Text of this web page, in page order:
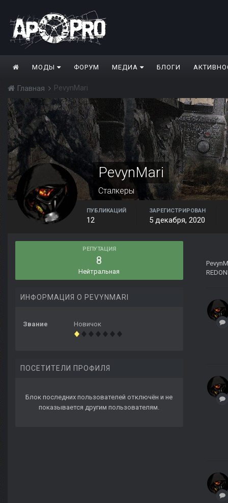
МОДЫ ФОРУМ МЕДИА БЛОГИ
Главная PevynMari
PevynMari
Сталкеры
ПУБЛИКАЦИЙ
12
ЗАРЕГИСТРИРОВАН
5 декабря, 2020
РЕПУТАЦИЯ
8
Нейтральная
ИНФОРМАЦИЯ О PEVYNMARI
Звание Новичок
ПОСЕТИТЕЛИ ПРОФИЛЯ
Блок последних пользователей отключён и не
показывается другим пользователям.